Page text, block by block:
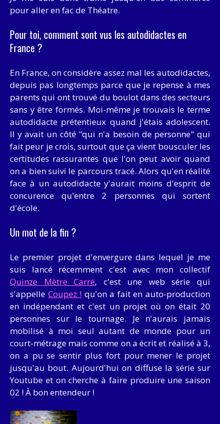
pour aller en fac de Théatre.
Pour toi, comment sont vus les autodidactes en
France ?
En France, on considère assez mal les autodidactes,
depuis pas longtemps parce que je repense à mes
parents qui ont trouvé du boulot dans des secteurs
sans y être formés. Moi-même je trouvais le terme
autodidacte prétentieux quand j'étais adolescent.
Il y avait un côté "qui n'a besoin de personne" qui
fait peur je crois, surtout que ça vient bousculer les
certitudes rassurantes que l'on peut avoir quand
on a bien suivi le parcours tracé. Alors qu'en réalité
face à un autodidacte y'aurait moins d'esprit de
concurence qu'entre 2 personnes qui sortent
d'école.
Un mot de la fin ?
Le premier projet d'envergure dans lequel je me
suis lancé récemment c'est avec mon collectif
Quinze Mètre Carré, c'est une web série qui
s'appelle Coupez ! qu'on a fait en auto-production
en indépendant et c'est un projet où on était 20
personnes sur le tournage. Je n'aurais jamais
mobilisé à moi seul autant de monde pour un
court-métrage mais comme on a écrit et réalisé à 3,
on a pu se sentir plus fort pour mener le projet
jusqu'au bout. Aujourd'hui on diffuse la série sur
Youtube et on cherche à faire produire une saison
02 ! À bon entendeur !